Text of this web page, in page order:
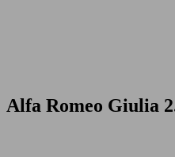
Alfa Romeo Giulia